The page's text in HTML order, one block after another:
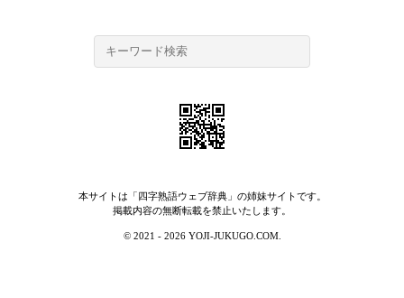
本サイトは「四字熟語ウェブ辞典」の姉妹サイトです。
掲載内容の無断転載を禁止いたします。
© 2021 - 2026 YOJI-JUKUGO.COM.